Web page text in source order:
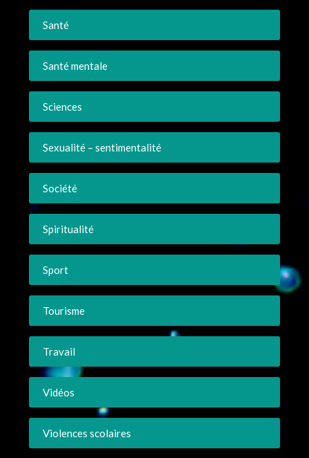
Santé
Santé mentale
Sciences
Sexualité – sentimentalité
Société
Spiritualité
Sport
Tourisme
Travail
Vidéos
Violences scolaires